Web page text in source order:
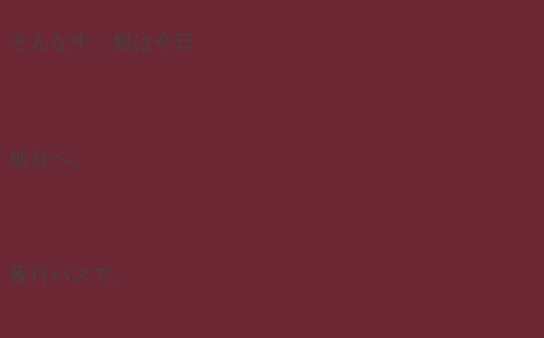
そんな中、娘は今日
仙台へ。
夜行バスで。